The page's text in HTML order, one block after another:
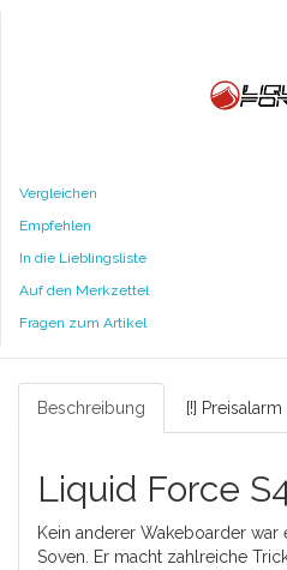
Vergleichen
Empfehlen
In die Lieblingsliste
Auf den Merkzettel
Fragen zum Artikel
Beschreibung [!] Preisalarm
Liquid Force
Kein anderer Wakeboarder
Soven. Er macht zahlreiche